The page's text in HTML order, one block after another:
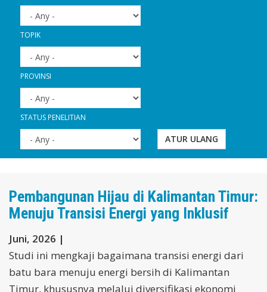
TOPIK
PROVINSI
STATUS PENELITIAN
ATUR ULANG
Pembangunan Hijau di Kalimantan Timur:
Menuju Transisi Energi yang Inklusif
Juni, 2026 |
Studi ini mengkaji bagaimana transisi energi dari
batu bara menuju energi bersih di Kalimantan
Timur, khususnya melalui diversifikasi ekonomi